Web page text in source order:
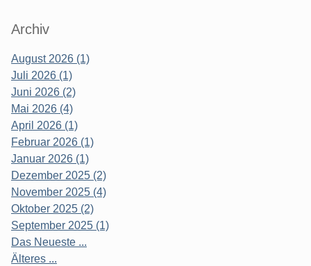
Archiv
August 2026 (1)
Juli 2026 (1)
Juni 2026 (2)
Mai 2026 (4)
April 2026 (1)
Februar 2026 (1)
Januar 2026 (1)
Dezember 2025 (2)
November 2025 (4)
Oktober 2025 (2)
September 2025 (1)
Das Neueste ...
Älteres ...